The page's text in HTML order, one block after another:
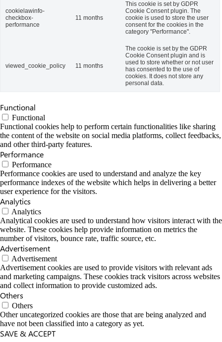
cookielawinfo-
checkbox-
performance
11 months
This cookie is set by GDPR
Cookie Consent plugin. The
cookie is used to store the user
consent for the cookies in the
category "Performance".
viewed_cookie_policy 11 months
The cookie is set by the GDPR
Cookie Consent plugin and is
used to store whether or not user
has consented to the use of
cookies. It does not store any
personal data.
Functional
Functional
Functional cookies help to perform certain functionalities like sharing
the content of the website on social media platforms, collect feedbacks,
and other third-party features.
Performance
Performance
Performance cookies are used to understand and analyze the key
performance indexes of the website which helps in delivering a better
user experience for the visitors.
Analytics
Analytics
Analytical cookies are used to understand how visitors interact with the
website. These cookies help provide information on metrics the
number of visitors, bounce rate, traffic source, etc.
Advertisement
Advertisement
Advertisement cookies are used to provide visitors with relevant ads
and marketing campaigns. These cookies track visitors across websites
and collect information to provide customized ads.
Others
Others
Other uncategorized cookies are those that are being analyzed and
have not been classified into a category as yet.
SAVE & ACCEPT